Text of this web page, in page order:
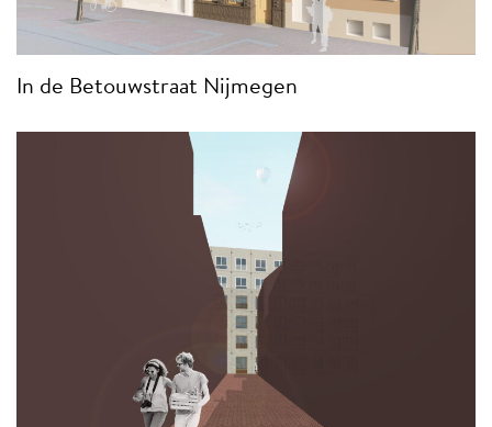
In de Betouwstraat Nijmegen